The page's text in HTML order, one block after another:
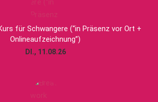
für Schwangere (“in Präsenz vor Ort +
Onlineaufzeichnung”)
DI., 11.08.26